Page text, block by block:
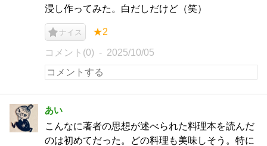
浸し作ってみた。白だしだけど（笑）
ナイス ★2
コメント(0) 2025/10/05
あい
こんなに著者の思想が述べられた料理本を読んだ
のは初めてだった。どの料理も美味しそう。特に